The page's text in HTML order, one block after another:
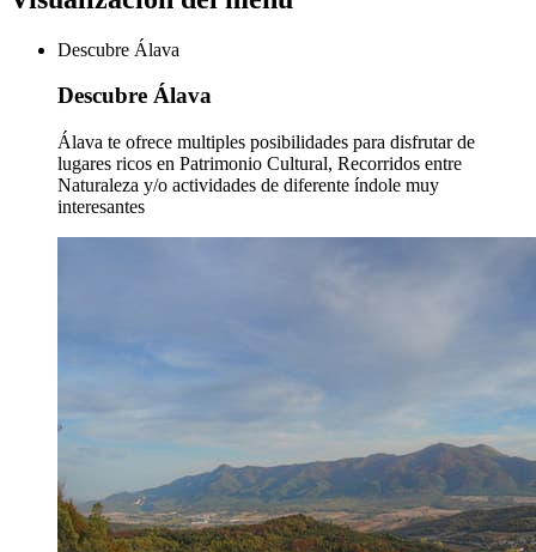
Descubre Álava
Descubre Álava
Álava te ofrece multiples posibilidades para disfrutar de
lugares ricos en Patrimonio Cultural, Recorridos entre
Naturaleza y/o actividades de diferente índole muy
interesantes